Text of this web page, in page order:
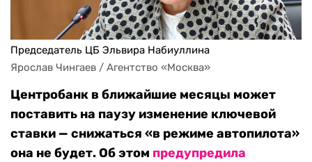
Председатель ЦБ Эльвира Набиуллина
Ярослав Чингаев / Агентство «Москва»
Центробанк в ближайшие месяцы может
поставить на паузу изменение ключевой
ставки — снижаться «в режиме автопилота»
она не будет. Об этом предупредила